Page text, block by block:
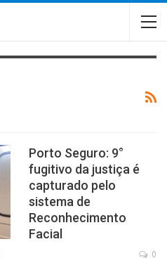
Porto Seguro: 9°
fugitivo da justiça é
capturado pelo
sistema de
Reconhecimento
Facial
0